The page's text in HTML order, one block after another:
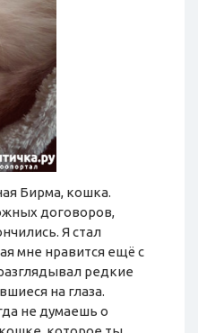
Бирма, кошка.
договоров,
Я стал
мне нравится ещё с
редкие
на глаза.
не думаешь о